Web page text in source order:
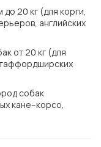
20 кг (для корги,
английских
от 20 кг (для
собак
кане–корсо,